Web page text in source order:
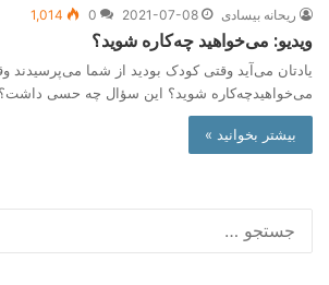
ریحانه بیسادی 2021-07-08
0
1,014
ویدیو: می‌خواهید چه‌کاره شوید؟
یادتان می‌آید وقتی کودک بودید از شما می‌پرسیدند
می‌خواهیدچه‌کاره شوید؟ این سؤال چه حسی داشت؟
بیشتر بخوانید »